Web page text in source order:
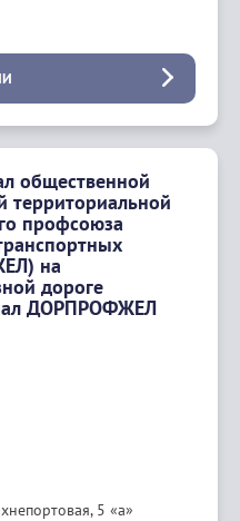
общественной
территориальной
профсоюза
на
дороге
ДОРПРОФЖЕЛ
5 «а»